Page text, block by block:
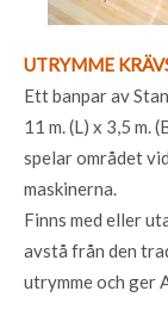
UTRYMME
Ett banpar av
11 m. (L) x 3,5 m.
spelar området
maskinerna.
Finns med eller
avstå från den
utrymme och ger